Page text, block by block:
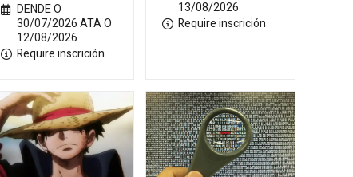
DENDE O
30/07/2026 ATA O
12/08/2026
Require inscrición
13/08/2026
Require inscrición